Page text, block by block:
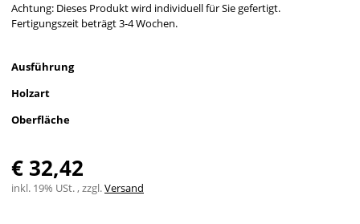
Achtung: Dieses Produkt wird individuell für Sie gefertigt.
Fertigungszeit beträgt 3-4 Wochen.
Ausführung
Holzart
Oberfläche
€ 32,42
inkl. 19% USt. , zzgl.Versand